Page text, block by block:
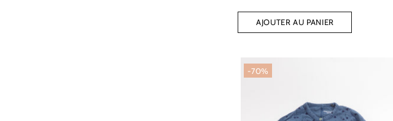
AJOUTER AU PANIER
-70%